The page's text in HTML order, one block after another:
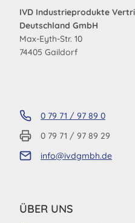
IVD Industrieprodukte
Deutschland GmbH
Max-Eyth-Str. 10
74405 Gaildorf
0 79 71 / 97 89 0
0 79 71 / 97 89 29
info@ivdgmbh.de
ÜBER UNS